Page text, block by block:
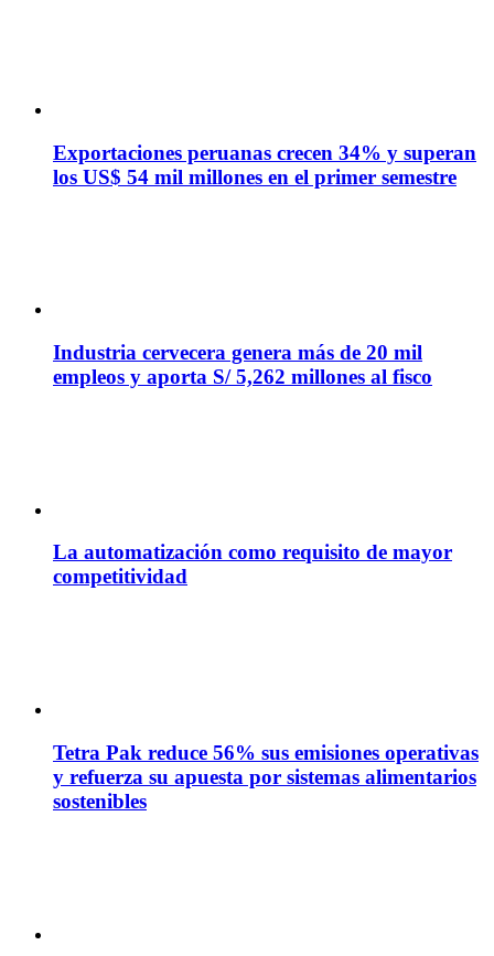
Exportaciones peruanas crecen 34% y superan
los US$ 54 mil millones en el primer semestre
Industria cervecera genera más de 20 mil
empleos y aporta S/ 5,262 millones al fisco
La automatización como requisito de mayor
competitividad
Tetra Pak reduce 56% sus emisiones operativas
y refuerza su apuesta por sistemas alimentarios
sostenibles